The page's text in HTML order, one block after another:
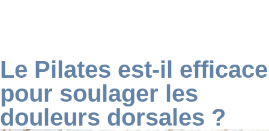
Le Pilates est-il efficace
pour soulager les
douleurs dorsales ?